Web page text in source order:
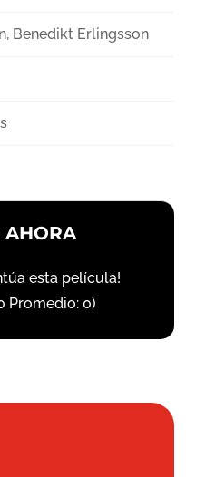
Benedikt Erlingsson
AHORA
esta película!
Promedio: 0)